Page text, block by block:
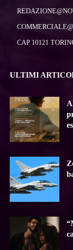
CAP 10121
ULTIMI